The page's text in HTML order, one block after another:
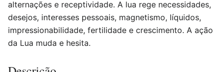
alternações e receptividade. A lua rege necessidades,
desejos, interesses pessoais, magnetismo, líquidos,
impressionabilidade, fertilidade e crescimento. A ação
da Lua muda e hesita.